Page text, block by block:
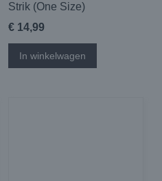
Strik (One Size)
€ 14,99
In winkelwagen